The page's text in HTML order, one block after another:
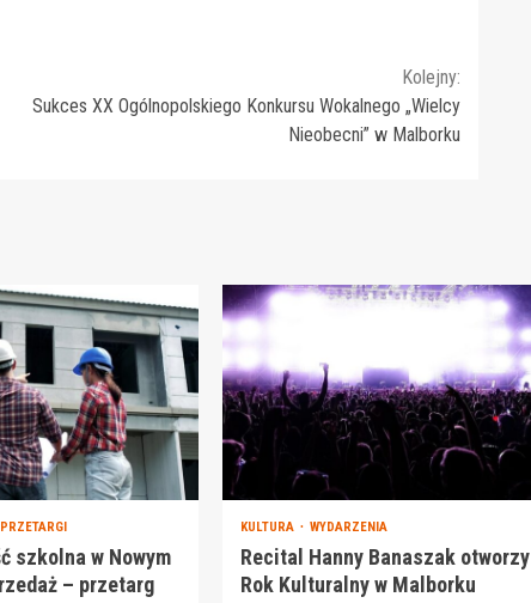
Kolejny:
Sukces XX Ogólnopolskiego Konkursu Wokalnego „Wielcy
Nieobecni” w Malborku
PRZETARGI
szkolna w Nowym
– przetarg
KULTURA WYDARZENIA
Recital Hanny Banaszak otworzy
Rok Kulturalny w Malborku